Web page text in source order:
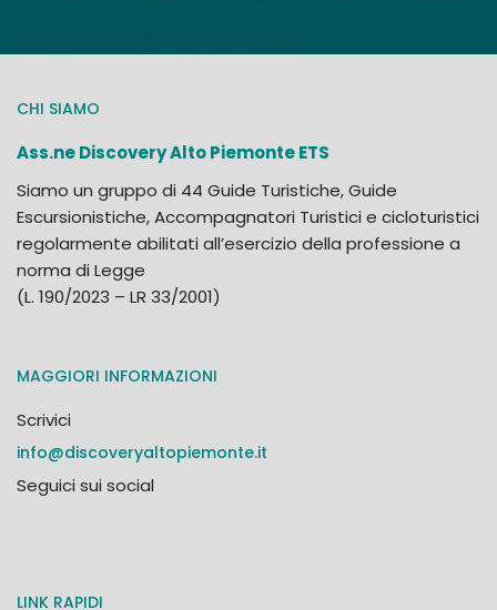
CHI SIAMO
Ass.ne Discovery Alto Piemonte ETS
Siamo un gruppo di 44 Guide Turistiche, Guide
Escursionistiche, Accompagnatori Turistici e cicloturistici
regolarmente abilitati all’esercizio della professione a
norma di Legge
(L. 190/2023 – LR 33/2001)
MAGGIORI INFORMAZIONI
Scrivici
info@discoveryaltopiemonte.it
Seguici sui social
LINK RAPIDI